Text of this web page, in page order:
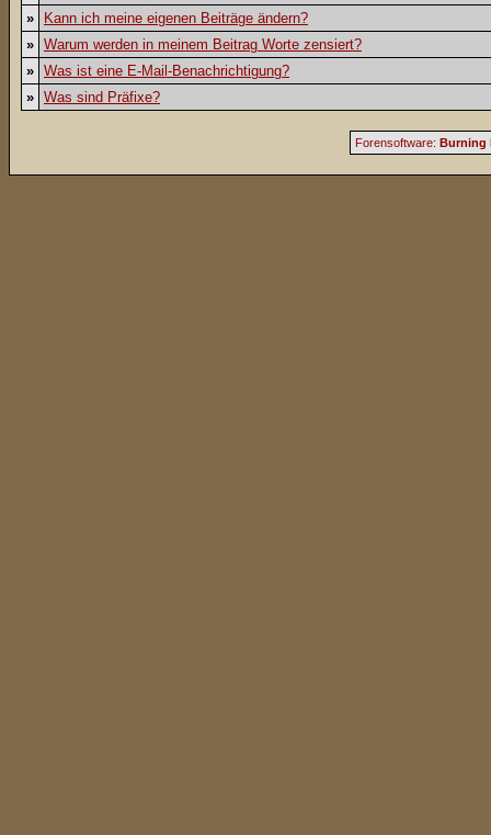
»
Kann ich meine eigenen Beiträge ändern?
» Warum werden in meinem Beitrag Worte zensiert?
» Was ist eine E-Mail-Benachrichtigung?
» Was sind Präfixe?
Forensoftware: Burning